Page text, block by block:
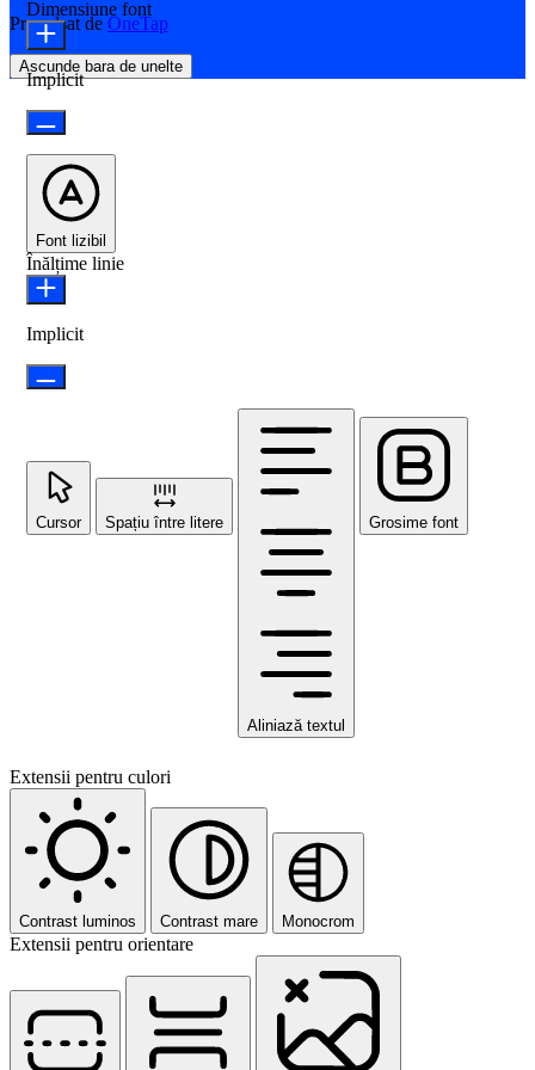
Propulsat de OneTap
Ascunde bara de unelte
Dimensiune font
Implicit
Font lizibil
Înălțime linie
Implicit
Cursor Spațiu între litere
Aliniază textul
Grosime font
Extensii pentru culori
Contrast luminos Contrast mare Monocrom
Extensii pentru orientare